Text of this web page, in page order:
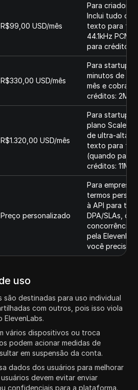
R$99,00 USD/mês
Para
Inclui tudo do
texto para
44.1kHz PCM
para créditos
R$330,00 USD/mês
Para startups
minutos de
mês e
créditos: 2M.
R$1.320,00 USD/mês
Para startups
plano Scale,
de ultra-alta
texto para
(quando
créditos: 11M.
Preço personalizado
Para
termos
à API para
DPA/SLAs,
concorrência
pela
você precisar.
uso
são destinadas para uso individual
com outros, pois isso viola
vários dispositivos ou troca
podem acionar medidas de
em suspensão da conta.
dados dos usuários para melhorar
devem evitar enviar
confidenciais para a plataforma.